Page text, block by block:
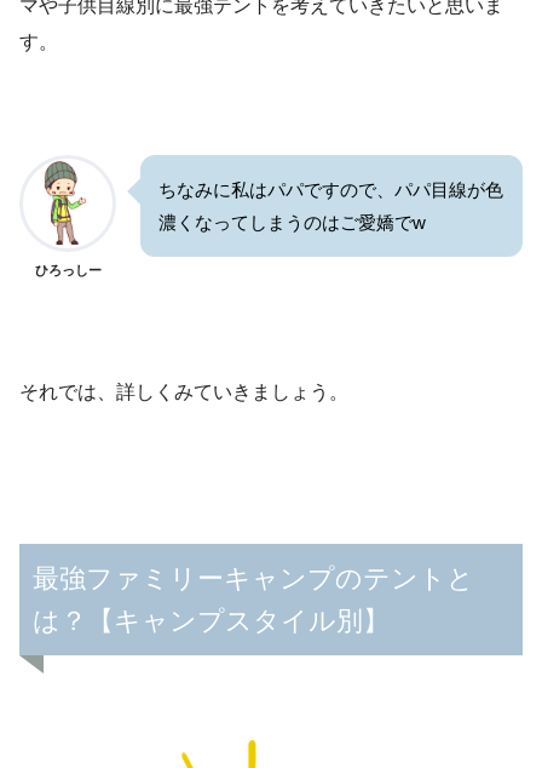
マや子供目線別に最強テントを考えていきたいと思いま
す。
ひろっしー
ちなみに私はパパですので、パパ目線が色
濃くなってしまうのはご愛嬌でw
それでは、詳しくみていきましょう。
最強ファミリーキャンプのテントと
は？【キャンプスタイル別】